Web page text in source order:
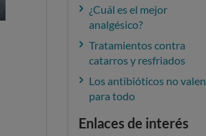
¿Cuál es el mejor
analgésico?
Tratamientos contra
catarros y resfriados
Los antibióticos no valen
para todo
Enlaces de interés